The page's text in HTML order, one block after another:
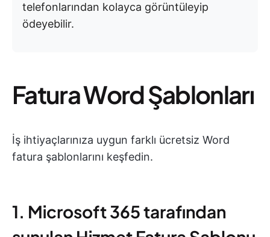
telefonlarından kolayca görüntüleyip
ödeyebilir.
Fatura Word Şablonları
İş ihtiyaçlarınıza uygun farklı ücretsiz Word
fatura şablonlarını keşfedin.
1. Microsoft 365 tarafından